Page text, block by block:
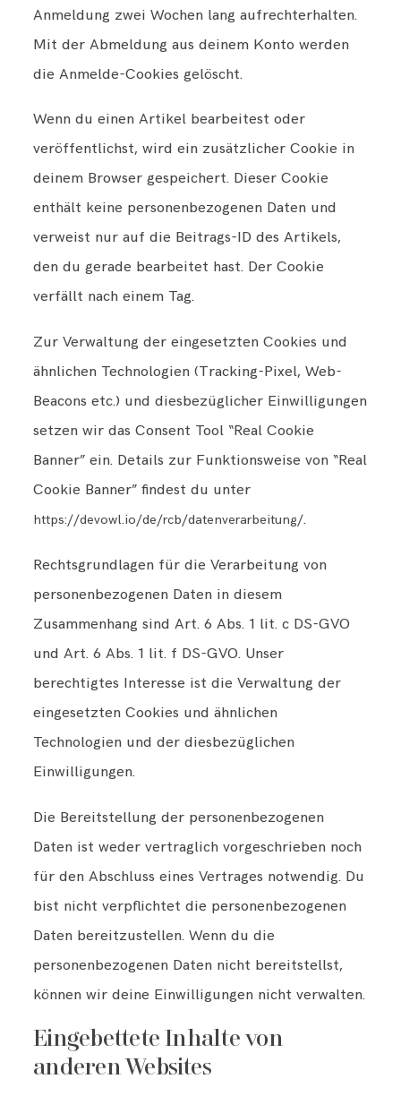
Anmeldung zwei Wochen lang aufrechterhalten.
Mit der Abmeldung aus deinem Konto werden
die Anmelde-Cookies gelöscht.
Wenn du einen Artikel bearbeitest oder
veröffentlichst, wird ein zusätzlicher Cookie in
deinem Browser gespeichert. Dieser Cookie
enthält keine personenbezogenen Daten und
verweist nur auf die Beitrags-ID des Artikels,
den du gerade bearbeitet hast. Der Cookie
verfällt nach einem Tag.
Zur Verwaltung der eingesetzten Cookies und
ähnlichen Technologien (Tracking-Pixel, Web-
Beacons etc.) und diesbezüglicher Einwilligungen
setzen wir das Consent Tool “Real Cookie
Banner” ein. Details zur Funktionsweise von “Real
Cookie Banner” findest du unter
https://devowl.io/de/rcb/datenverarbeitung/.
Rechtsgrundlagen für die Verarbeitung von
personenbezogenen Daten in diesem
Zusammenhang sind Art. 6 Abs. 1 lit. c DS-GVO
und Art. 6 Abs. 1 lit. f DS-GVO. Unser
berechtigtes Interesse ist die Verwaltung der
eingesetzten Cookies und ähnlichen
Technologien und der diesbezüglichen
Einwilligungen.
Die Bereitstellung der personenbezogenen
Daten ist weder vertraglich vorgeschrieben noch
für den Abschluss eines Vertrages notwendig. Du
bist nicht verpflichtet die personenbezogenen
Daten bereitzustellen. Wenn du die
personenbezogenen Daten nicht bereitstellst,
können wir deine Einwilligungen nicht verwalten.
Eingebettete Inhalte von
anderen Websites